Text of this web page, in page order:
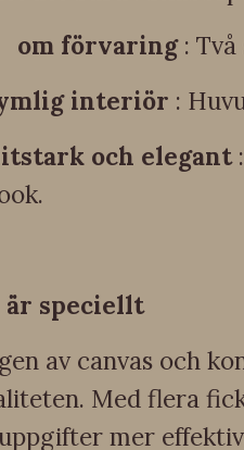
om förvaring: Två
interiör :
och elegant
är speciellt
av canvas och
Med flera
mer